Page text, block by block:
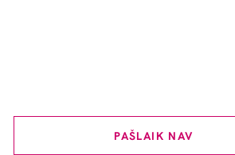
PAŠLAIK NAV